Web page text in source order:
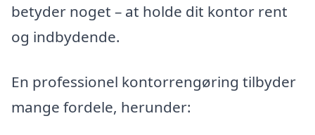
betyder noget – at holde dit kontor rent
og indbydende.
En professionel kontorrengøring tilbyder
mange fordele, herunder: